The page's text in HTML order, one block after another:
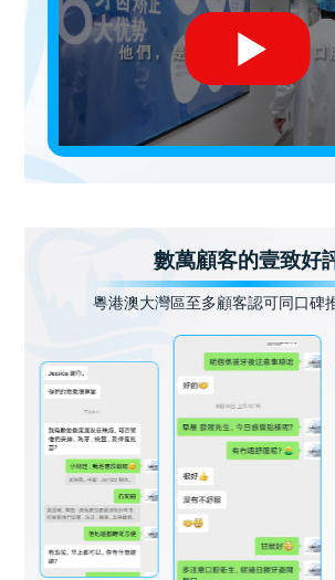
數萬顧客的壹致好
粵港澳大灣區至多顧客認可同口碑